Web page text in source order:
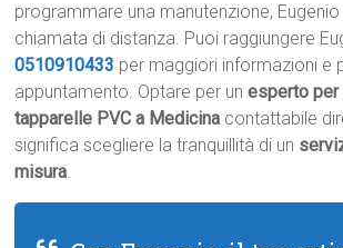
programmare una manutenzione,
chiamata di distanza. Puoi raggiungere
0510910433 per maggiori informazioni e
appuntamento. Optare per unesperto per
tapparelle PVC a Medicina contattabile
significa scegliere la tranquillità di un
misura.